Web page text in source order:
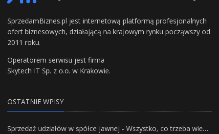
SprzedamBiznes.pl jest internetową platformą profesjonalnych
ofert biznesowych, działającą na krajowym rynku począwszy od
2011 roku.
Operatorem serwisu jest firma
Skytech IT Sp. z o.o. w Krakowie.
OSTATNIE WPISY
Sprzedaż udziałów w spółce jawnej - Wszystko, co trzeba wiedzieć.